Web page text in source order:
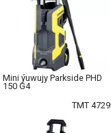
Mini ýuwujy Parkside PHD
150 G4
TMT 4729